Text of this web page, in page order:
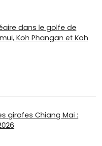
dans le golfe de
Koh Phangan et Koh
girafes Chiang Mai :